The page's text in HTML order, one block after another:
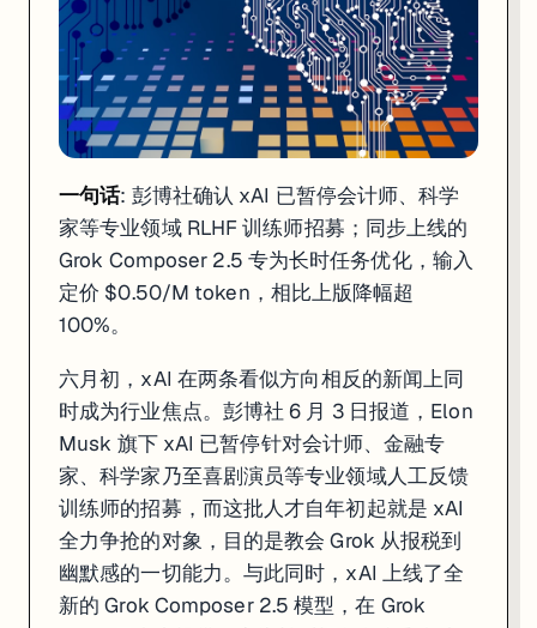
一句话: 彭博社确认 xAI 已暂停会计师、科学
家等专业领域 RLHF 训练师招募；同步上线的
Grok Composer 2.5 专为长时任务优化，输入
定价 $0.50/M token，相比上版降幅超
100%。
六月初，xAI 在两条看似方向相反的新闻上同
时成为行业焦点。彭博社 6 月 3 日报道，Elon
Musk 旗下 xAI 已暂停针对会计师、金融专
家、科学家乃至喜剧演员等专业领域人工反馈
训练师的招募，而这批人才自年初起就是 xAI
全力争抢的对象，目的是教会 Grok 从报税到
幽默感的一切能力。与此同时，xAI 上线了全
新的 Grok Composer 2.5 模型，在 Grok